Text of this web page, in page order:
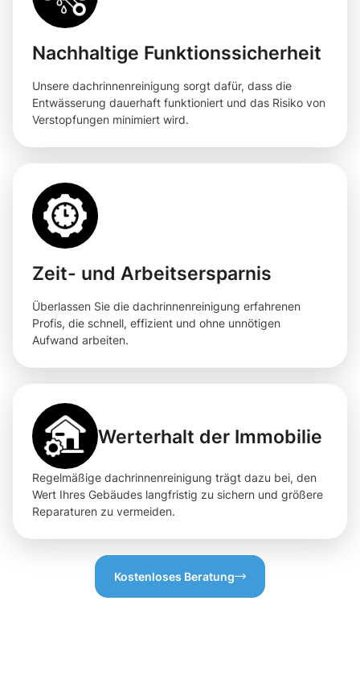
Nachhaltige Funktionssicherheit
Unsere dachrinnenreinigung sorgt dafür, dass die
Entwässerung dauerhaft funktioniert und das Risiko von
Verstopfungen minimiert wird.
Zeit- und Arbeitsersparnis
Überlassen Sie die dachrinnenreinigung erfahrenen
Profis, die schnell, effizient und ohne unnötigen
Aufwand arbeiten.
Werterhalt der Immobilie
Regelmäßige dachrinnenreinigung trägt dazu bei, den
Wert Ihres Gebäudes langfristig zu sichern und größere
Reparaturen zu vermeiden.
Kostenloses Beratung